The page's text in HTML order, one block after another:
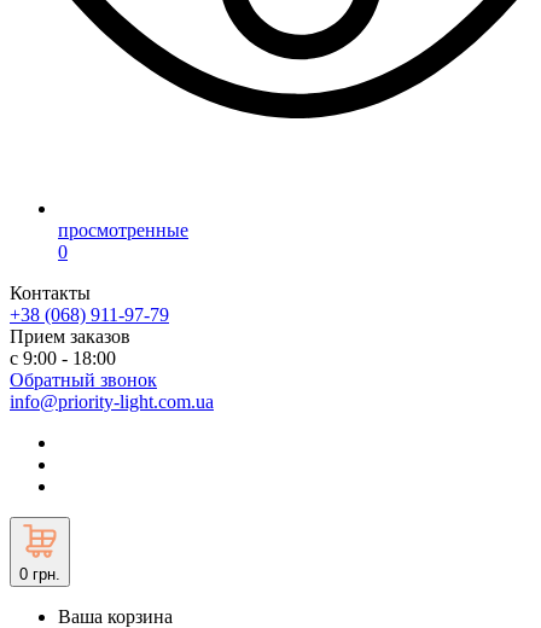
просмотренные
0
Контакты
+38 (068) 911-97-79
Прием заказов
с 9:00 - 18:00
Обратный звонок
info@priority-light.com.ua
0 грн.
Ваша корзина